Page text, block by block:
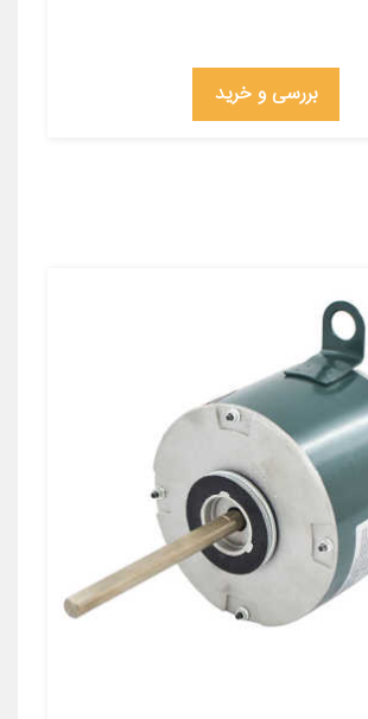
بررسی و خرید